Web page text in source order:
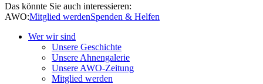
Das könnte Sie auch interessieren:
AWO:Mitglied werdenSpenden & Helfen
Wer wir sind
Unsere Geschichte
Unsere Ahnengalerie
Unsere AWO-Zeitung
Mitglied werden